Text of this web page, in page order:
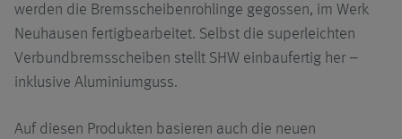
werden die Bremsscheibenrohlinge gegossen, im Werk
Neuhausen fertigbearbeitet. Selbst die superleichten
Verbundbremsscheiben stellt SHW einbaufertig her –
inklusive Aluminiumguss.
Auf diesen Produkten basieren auch die neuen